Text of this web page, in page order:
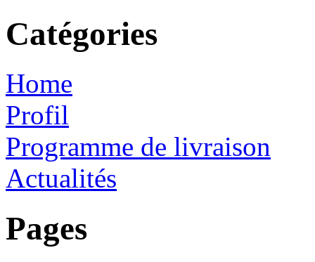
Catégories
Home
Profil
Programme de livraison
Actualités
Pages